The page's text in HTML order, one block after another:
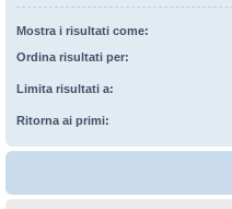
Mostra i risultati come:
Ordina risultati per:
Limita risultati a:
Ritorna ai primi: